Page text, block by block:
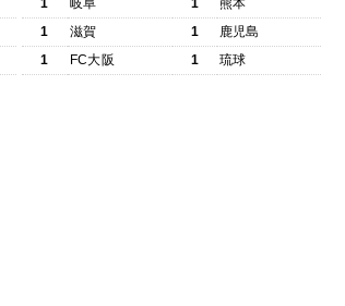
1
岐阜 1
熊本
1
滋賀 1
鹿児島
1
FC大阪 1 琉球